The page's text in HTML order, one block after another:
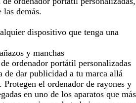
por
imagen imagen
imagen
las demás.
dispositivo que tenga una
y manchas
ordenador portátil personalizadas
de dar publicidad a tu marca allá
Protegen el ordenador de rayones y
en uno de los aparatos que más